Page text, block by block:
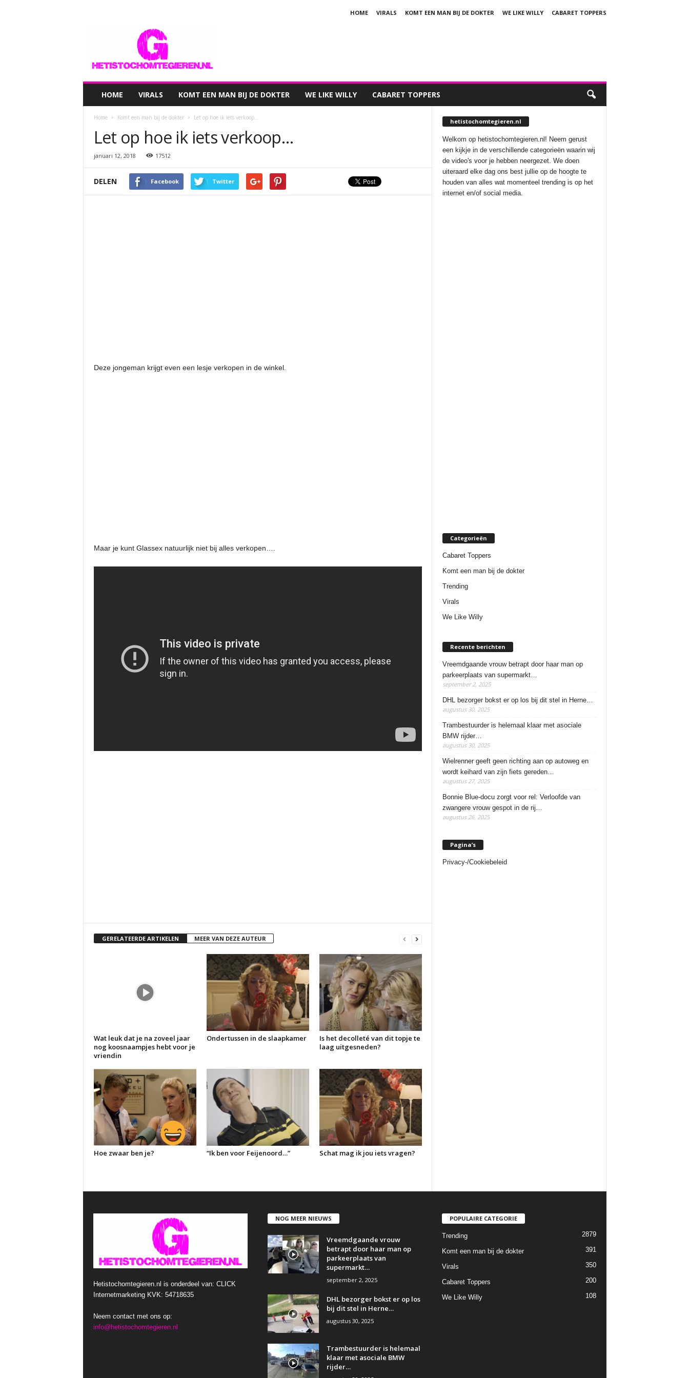
HOME VIRALS KOMT EEN MAN BIJ DE DOKTER WE LIKE WILLY
CABARET TOPPERS
HOME VIRALS KOMT EEN MAN BIJ DE DOKTER WE LIKE WILLY CABARET TOPPERS
Home Komt een man bij de dokter Let op hoe ik iets verkoop…
Let op hoe ik iets verkoop…
januari 12, 2018 17512
DELEN Facebook Twitter
Deze jongeman krijgt even een lesje verkopen in de winkel.
Maar je kunt Glassex natuurlijk niet bij alles verkopen….
GERELATEERDE ARTIKELEN MEER VAN DEZE AUTEUR
Wat leuk dat je na zoveel jaar
nog koosnaampjes hebt voor je
vriendin
Ondertussen in de slaapkamer
Is het decolleté van dit topje te
laag uitgesneden?
Hoe zwaar ben je? “Ik ben voor Feijenoord…” Schat mag ik jou iets vragen?
hetistochomtegieren.nl
Welkom op hetistochomtegieren.nl! Neem gerust
een kijkje in de verschillende categorieën waarin wij
de video's voor je hebben neergezet. We doen
uiteraard elke dag ons best jullie op de hoogte te
houden van alles wat momenteel trending is op het
internet en/of social media.
Categorieën
Cabaret Toppers
Komt een man bij de dokter
Trending
Virals
We Like Willy
Recente berichten
Vreemdgaande vrouw betrapt door haar man op
parkeerplaats van supermarkt…
september 2, 2025
DHL bezorger bokst er op los bij dit stel in Herne…
augustus 30, 2025
Trambestuurder is helemaal klaar met asociale
BMW rijder…
augustus 30, 2025
Wielrenner geeft geen richting aan op autoweg en
wordt keihard van zijn fiets gereden…
augustus 27, 2025
Bonnie Blue-docu zorgt voor rel: Verloofde van
zwangere vrouw gespot in de rij…
augustus 26, 2025
Pagina’s
Privacy-/Cookiebeleid
Hetistochomtegieren.nl is onderdeel van: CLICK
Internetmarketing KVK: 54718635
Neem contact met ons op:
info@hetistochomtegieren.nl
NOG MEER NIEUWS
Vreemdgaande vrouw
betrapt door haar man op
parkeerplaats van
supermarkt…
september 2, 2025
DHL bezorger bokst er op los
bij dit stel in Herne…
augustus 30, 2025
Trambestuurder is helemaal
klaar met asociale BMW
rijder…
POPULAIRE CATEGORIE
Trending 2879
Komt een man bij de dokter 391
Virals 350
Cabaret Toppers 200
We Like Willy 108